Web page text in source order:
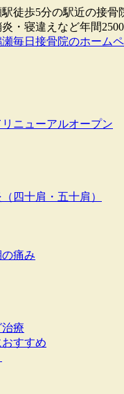
駅徒歩5分の駅近の接
・寝違えなど年間
ニューアルオープン
四十肩・五十肩）
痛み
療
すすめ